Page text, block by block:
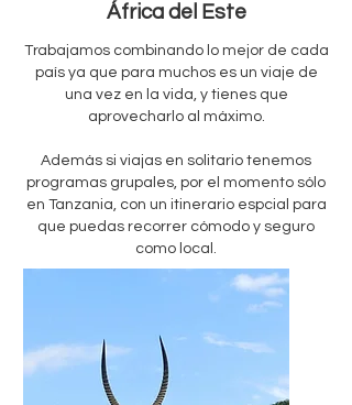
África del Este
Trabajamos combinando lo mejor de cada
país ya que para muchos es un viaje de
una vez en la vida, y tienes que
aprovecharlo al máximo.
Además si viajas en solitario tenemos
programas grupales, por el momento sólo
en Tanzania, con un itinerario espcial para
que puedas recorrer cómodo y seguro
como local.